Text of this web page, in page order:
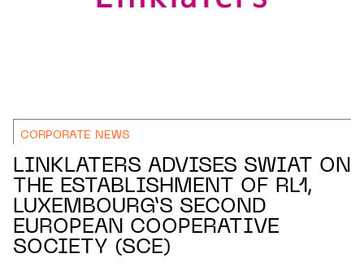
CORPORATE NEWS
LINKLATERS ADVISES SWIAT ON
THE ESTABLISHMENT OF RL1,
LUXEMBOURG’S SECOND
EUROPEAN COOPERATIVE
SOCIETY (SCE)